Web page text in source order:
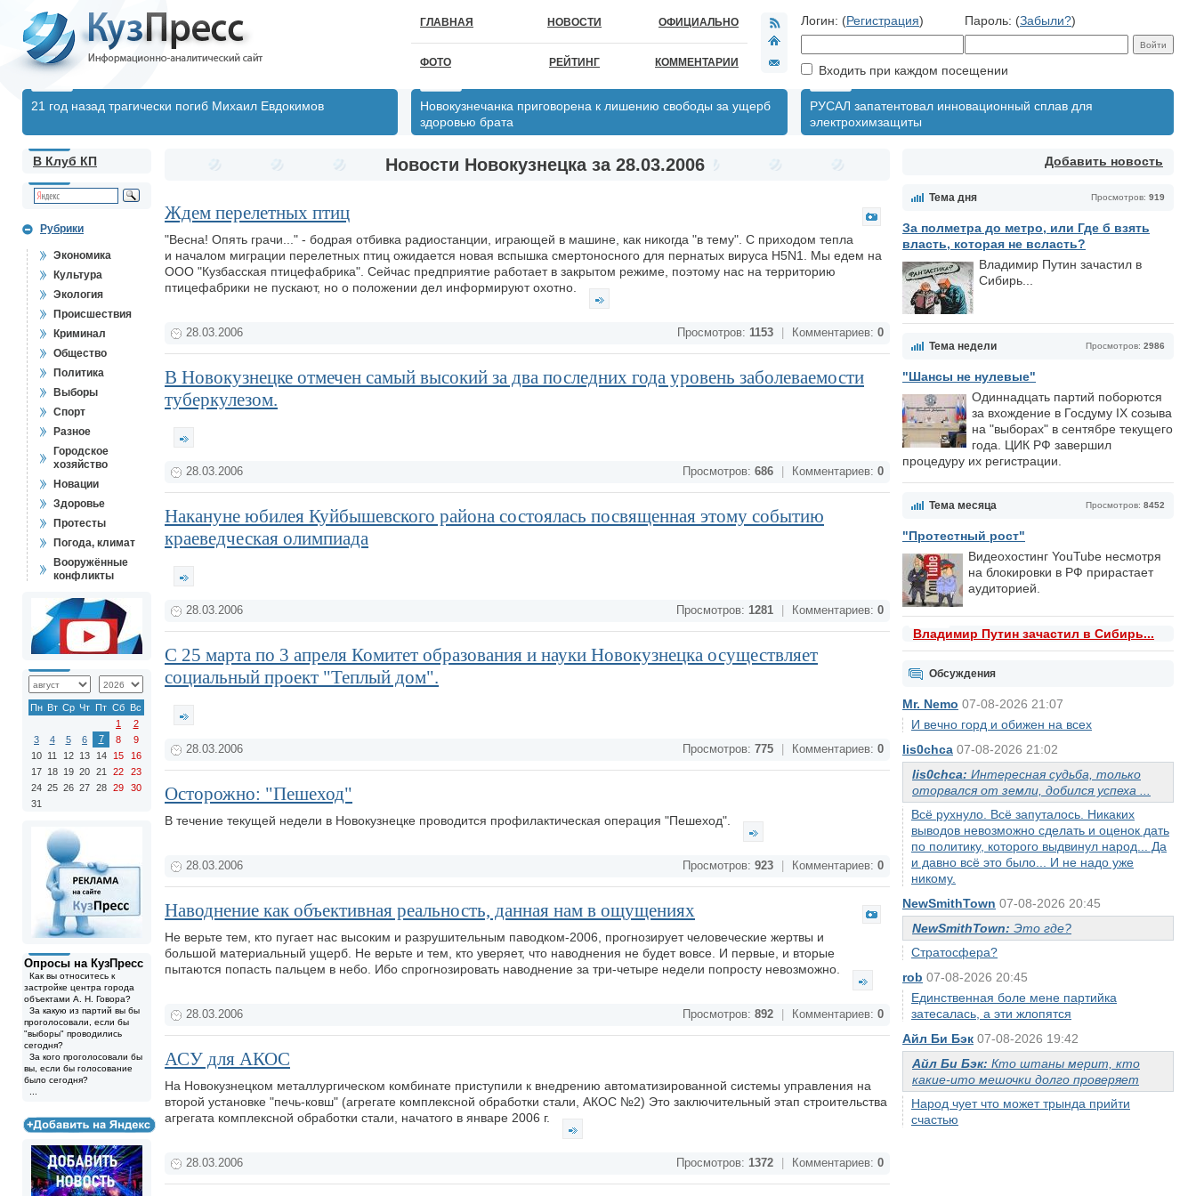
ГЛАВНАЯ НОВОСТИ ОФИЦИАЛЬНО
ФОТО РЕЙТИНГ КОММЕНТАРИИ
Логин: (Регистрация) Пароль: (Забыли?)
Входить при каждом посещении
21 год назад трагически погиб Михаил Евдокимов
Новокузнечанка приговорена к лишению свободы за ущерб
здоровью брата
РУСАЛ запатентовал инновационный сплав для
электрохимзащиты
Добавить новость
Просмотров: 919
Тема дня
За полметра до метро, или Где б взять
власть, которая не всласть?
Владимир Путин зачастил в
Сибирь...
Просмотров: 2986
Тема недели
"Шансы не нулевые"
Одиннадцать партий поборются
за вхождение в Госдуму IX созыва
на "выборах" в сентябре текущего
года. ЦИК РФ завершил
процедуру их регистрации.
Просмотров: 8452
Тема месяца
"Протестный рост"
Видеохостинг YouTube несмотря
на блокировки в РФ прирастает
аудиторией.
Владимир Путин зачастил в Сибирь...
Обсуждения
Mr. Nemo 07-08-2026 21:07
И вечно горд и обижен на всех
lis0chca 07-08-2026 21:02
lis0chca: Интересная судьба, только
оторвался от земли, добился успеха ...
Всё рухнуло. Всё запуталось. Никаких
выводов невозможно сделать и оценок дать
по политику, которого выдвинул народ... Да
и давно всё это было... И не надо уже
никому.
NewSmithTown 07-08-2026 20:45
NewSmithTown: Это где?
Стратосфера?
rob 07-08-2026 20:45
Единственная боле мене партийка
затесалась, а эти жлопятся
Айл Би Бэк 07-08-2026 19:42
Айл Би Бэк: Кто штаны мерит, кто
какие-ито мешочки долго проверяет
Народ чует что может трында прийти
счастью
В Клуб КП
Рубрики
Экономика
Культура
Экология
Происшествия
Криминал
Общество
Политика
Выборы
Спорт
Разное
Городское
хозяйство
Новации
Здоровье
Протесты
Погода, климат
Вооружённые
конфликты
Пн Вт Ср Чт Пт Сб Вс
1
2
3
4 5 6 7 8
9
10 11 12 13 14 15
16
17 18 19 20 21 22
23
24 25 26 27 28 29
30
31
Опросы на КузПресс
Как вы относитесь к
застройке центра города
объектами А. Н. Говора?
За какую из партий вы бы
проголосовали, если бы
"выборы" проводились
сегодня?
За кого проголосовали бы
вы, если бы голосование
было сегодня?
Новости Новокузнецка за 28.03.2006
Ждем перелетных птиц
"Весна! Опять грачи..." - бодрая отбивка радиостанции, играющей в машине, как никогда "в тему". С приходом тепла
и началом миграции перелетных птиц ожидается новая вспышка смертоносного для пернатых вируса H5N1. Мы едем на
ООО "Кузбасская птицефабрика". Сейчас предприятие работает в закрытом режиме, поэтому нас на территорию
птицефабрики не пускают, но о положении дел информируют охотно.
28.03.2006 Просмотров: 1153 Комментариев: 0
В Новокузнецке отмечен самый высокий за два последних года уровень заболеваемости
туберкулезом.
28.03.2006 Просмотров: 686 Комментариев: 0
Накануне юбилея Куйбышевского района состоялась посвященная этому событию
краеведческая олимпиада
28.03.2006 Просмотров: 1281 Комментариев: 0
С 25 марта по 3 апреля Комитет образования и науки Новокузнецка осуществляет
социальный проект "Теплый дом".
28.03.2006 Просмотров: 775 Комментариев: 0
Осторожно: "Пешеход"
В течение текущей недели в Новокузнецке проводится профилактическая операция "Пешеход".
28.03.2006 Просмотров: 923 Комментариев: 0
Наводнение как объективная реальность, данная нам в ощущениях
Не верьте тем, кто пугает нас высоким и разрушительным паводком-2006, прогнозирует человеческие жертвы и
большой материальный ущерб. Не верьте и тем, кто уверяет, что наводнения не будет вовсе. И первые, и вторые
пытаются попасть пальцем в небо. Ибо спрогнозировать наводнение за три-четыре недели попросту невозможно.
28.03.2006 Просмотров: 892 Комментариев: 0
АСУ для АКОС
На Новокузнецком металлургическом комбинате приступили к внедрению автоматизированной системы управления на
второй установке "печь-ковш" (агрегате комплексной обработки стали, АКОС №2) Это заключительный этап строительства
агрегата комплексной обработки стали, начатого в январе 2006 г.
28.03.2006 Просмотров: 1372 Комментариев: 0